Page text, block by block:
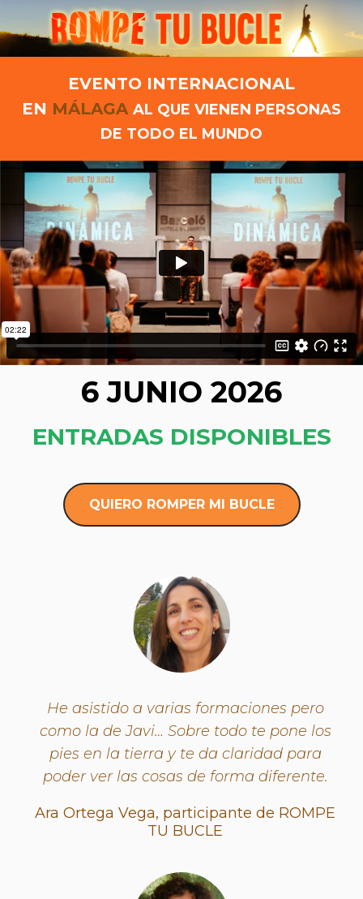
EVENTO INTERNACIONAL
EN MÁLAGA AL QUE VIENEN PERSONAS
DE TODO EL MUNDO
6 JUNIO 2026
ENTRADAS DISPONIBLES
QUIERO ROMPER MI BUCLE
He asistido a varias formaciones pero
como la de Javi… Sobre todo te pone los
pies en la tierra y te da claridad para
poder ver las cosas de forma diferente.
Ara Ortega Vega, participante de ROMPE
TU BUCLE